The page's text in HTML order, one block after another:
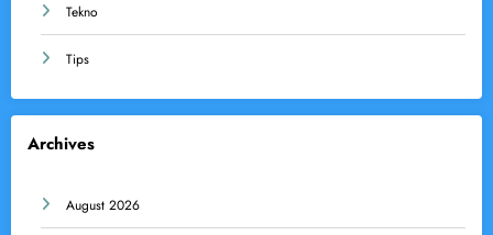
Tekno
Tips
Archives
August 2026